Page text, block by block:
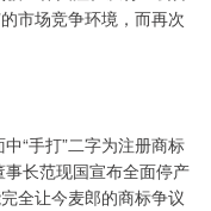
市场竞争环境，而再次
“手打”二字为注册商标
长范现国宣布全面停产
全让今麦郎的商标争议